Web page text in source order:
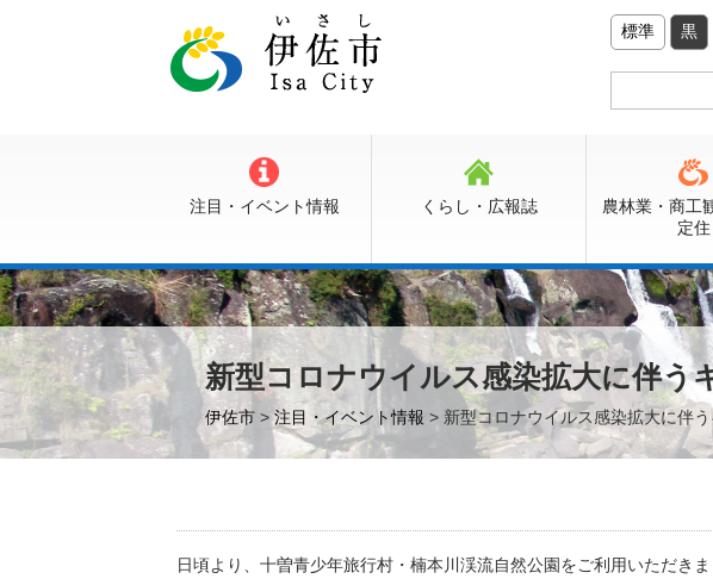
標準 黒
注目・イベント情報 くらし・広報誌
農林業・商工
定住
新型コロナウイルス感染拡大に伴う
伊佐市 >注目・イベント情報 > 新型コロナウイルス感染拡大に伴
日頃より、十曽青少年旅行村・楠本川渓流自然公園をご利用いただきま